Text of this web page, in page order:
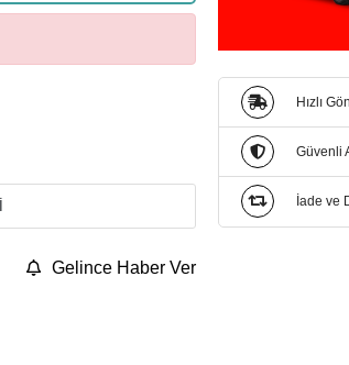
Gelince Haber Ver
Hızlı
Güvenli
İade ve